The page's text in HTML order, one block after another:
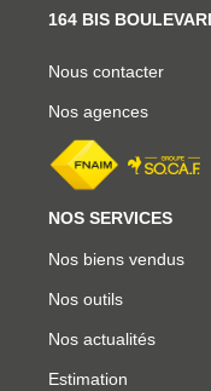
164 BIS
Nous contacter
Nos agences
NOS SERVICES
Nos biens vendus
Nos outils
Nos actualités
Estimation